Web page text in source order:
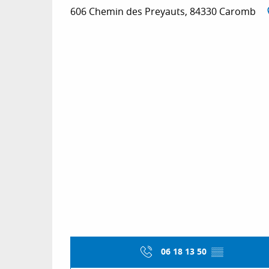
606 Chemin des Preyauts, 84330 Caromb
06 18 13 50 ▒▒